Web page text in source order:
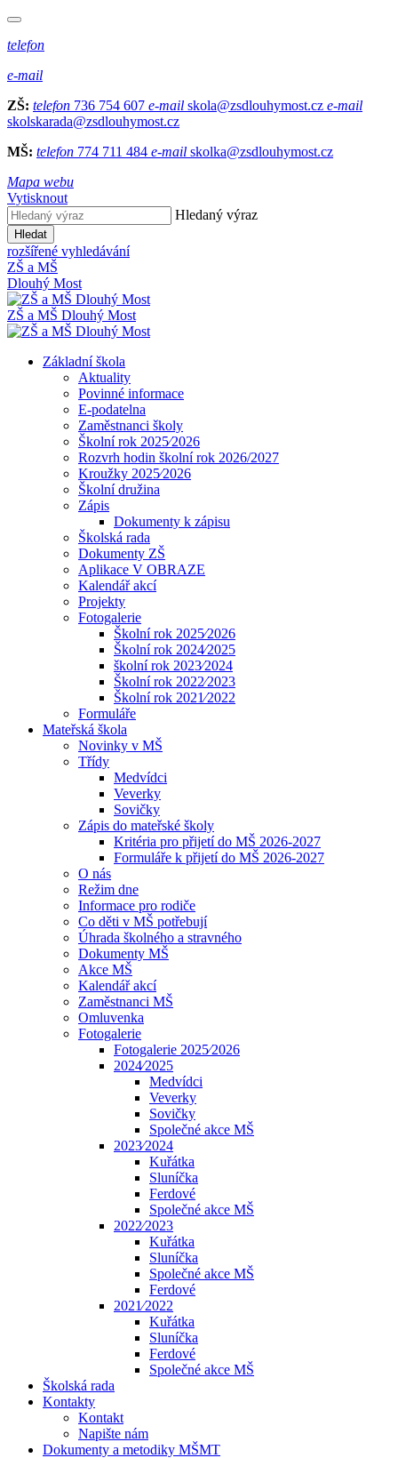
telefon
e-mail
ZŠ: telefon 736 754 607 e-mail skola@zsdlouhymost.cz e-mail
skolskarada@zsdlouhymost.cz
MŠ: telefon 774 711 484 e-mail skolka@zsdlouhymost.cz
Mapa webu
Vytisknout
Hledaný výraz
Hledat
rozšířené vyhledávání
ZŠ a MŠ
Dlouhý Most
ZŠ a MŠ Dlouhý Most
Základní škola
Aktuality
Povinné informace
E-podatelna
Zaměstnanci školy
Školní rok 2025⁄2026
Rozvrh hodin školní rok 2026/2027
Kroužky 2025⁄2026
Školní družina
Zápis
Dokumenty k zápisu
Školská rada
Dokumenty ZŠ
Aplikace V OBRAZE
Kalendář akcí
Projekty
Fotogalerie
Školní rok 2025⁄2026
Školní rok 2024⁄2025
školní rok 2023⁄2024
Školní rok 2022⁄2023
Školní rok 2021⁄2022
Formuláře
Mateřská škola
Novinky v MŠ
Třídy
Medvídci
Veverky
Sovičky
Zápis do mateřské školy
Kritéria pro přijetí do MŠ 2026-2027
Formuláře k přijetí do MŠ 2026-2027
O nás
Režim dne
Informace pro rodiče
Co děti v MŠ potřebují
Úhrada školného a stravného
Dokumenty MŠ
Akce MŠ
Kalendář akcí
Zaměstnanci MŠ
Omluvenka
Fotogalerie
Fotogalerie 2025⁄2026
2024⁄2025
Medvídci
Veverky
Sovičky
Společné akce MŠ
2023⁄2024
Kuřátka
Sluníčka
Ferdové
Společné akce MŠ
2022⁄2023
Kuřátka
Sluníčka
Společné akce MŠ
Ferdové
2021⁄2022
Kuřátka
Sluníčka
Ferdové
Společné akce MŠ
Školská rada
Kontakty
Kontakt
Napište nám
Dokumenty a metodiky MŠMT